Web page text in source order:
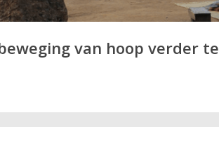
van hoop verder te